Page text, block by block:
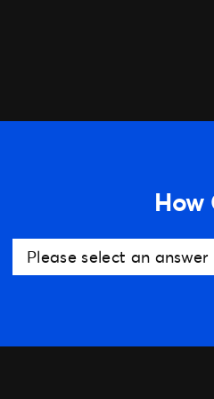
How
Please select an answer